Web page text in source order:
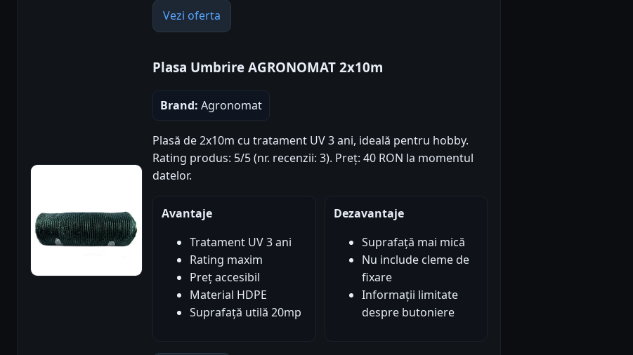
Vezi oferta
Plasa Umbrire AGRONOMAT 2x10m
Brand: Agronomat
Plasă de 2x10m cu tratament UV 3 ani, ideală pentru hobby.
Rating produs: 5/5 (nr. recenzii: 3). Preț: 40 RON la momentul
datelor.
Avantaje
Tratament UV 3 ani
Rating maxim
Preț accesibil
Material HDPE
Suprafață utilă 20mp
Dezavantaje
Suprafață mai mică
Nu include cleme de
fixare
Informații limitate
despre butoniere